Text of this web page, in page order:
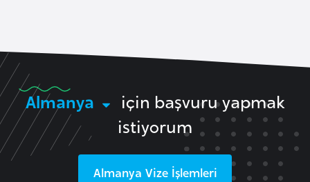
Almanya
için başvuru yapmak
istiyorum
Almanya Vize İşlemleri
b
u
t
i